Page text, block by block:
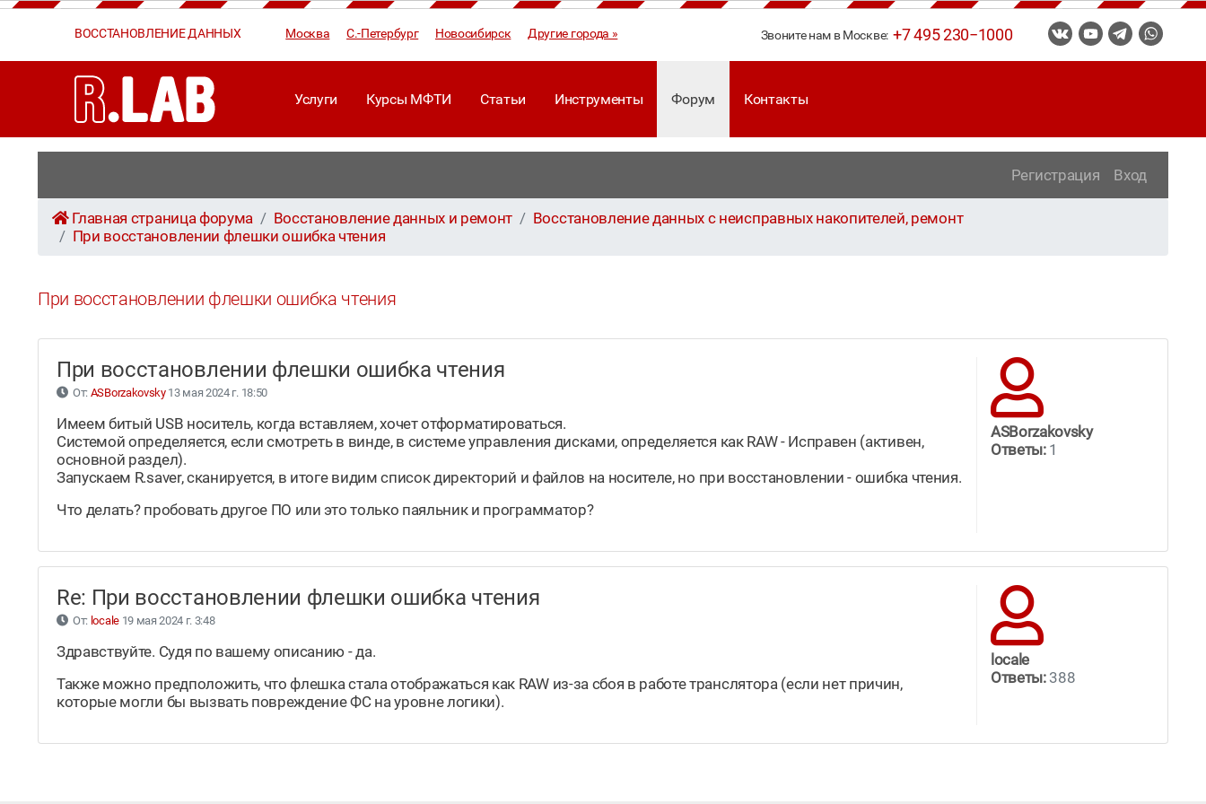
ВОССТАНОВЛЕНИЕ ДАННЫХ Москва С.-Петербург Новосибирск Другие города » Звоните нам в Москве:+7 495 230−1000
Услуги Курсы МФТИ Статьи Инструменты Форум Контакты
Регистрация Вход
Главная страница форума Восстановление данных и ремонт
Восстановление данных с неисправных накопителей, ремонт
При восстановлении флешки ошибка чтения
При восстановлении флешки ошибка чтения
При восстановлении флешки ошибка чтения
От: ASBorzakovsky13 мая 2024 г. 18:50
Имеем битый USB носитель, когда вставляем, хочет отформатироваться.
Системой определяется, если смотреть в винде, в системе управления дисками, определяется как RAW - Исправен (активен,
основной раздел).
Запускаем R.saver, сканируется, в итоге видим список директорий и файлов на носителе, но при восстановлении - ошибка чтения.
Что делать? пробовать другое ПО или это только паяльник и программатор?
ASBorzakovsky
Ответы:1
Re: При восстановлении флешки ошибка чтения
От: locale19 мая 2024 г. 3:48
Здравствуйте. Судя по вашему описанию - да.
Также можно предположить, что флешка стала отображаться как RAW из-за сбоя в работе транслятора (если нет причин,
которые могли бы вызвать повреждение ФС на уровне логики).
locale
Ответы:388